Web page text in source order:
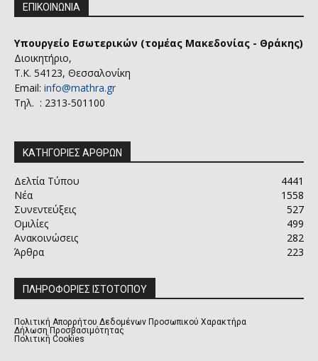
ΕΠΙΚΟΙΝΩΝΙΑ
Υπουργείο Εσωτερικών (τομέας Μακεδονίας - Θράκης)
Διοικητήριο,
Τ.Κ. 54123, Θεσσαλονίκη
Email: info@mathra.gr
Τηλ. : 2313-501100
ΚΑΤΗΓΟΡΙΕΣ ΑΡΘΡΩΝ
Δελτία Τύπου
4441
Νέα
1558
Συνεντεύξεις
527
Ομιλίες
499
Ανακοινώσεις
282
Άρθρα
223
ΠΛΗΡΟΦΟΡΙΕΣ ΙΣΤΟΤΟΠΟΥ
Πολιτική Απορρήτου Δεδομένων Προσωπικού Χαρακτήρα
Δήλωση Προσβασιμότητας
Πολιτική Cookies